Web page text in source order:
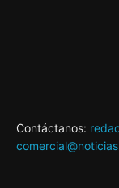
Contáctanos: